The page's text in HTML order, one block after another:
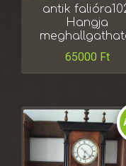
antik
Hangja
65000 Ft